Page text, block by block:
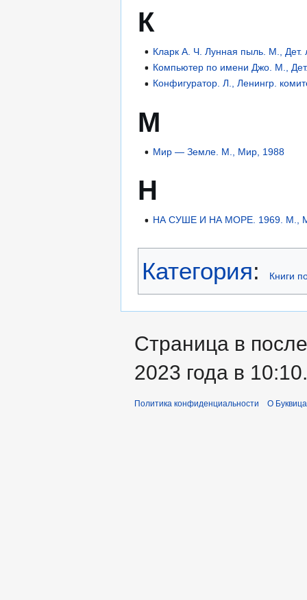
К
Кларк А. Ч. Лунная пыль. М., Дет.
Компьютер по имени Джо. М.,
Конфигуратор. Л., Ленингр.
М
Мир — Земле. М., Мир, 1988
Н
НА СУШЕ И НА МОРЕ. 1969. М.,
Категория: Книги
Страница в
2023 года в 10:10.
Политика конфиденциальности О Буквица